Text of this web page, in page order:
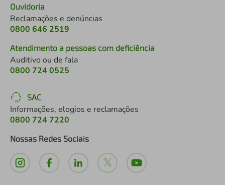
Ouvidoria
Reclamações e denúncias
0800 646 2519
Atendimento a pessoas com deficiência
Auditivo ou de fala
0800 724 0525
SAC
Informações, elogios e reclamações
0800 724 7220
Nossas Redes Sociais